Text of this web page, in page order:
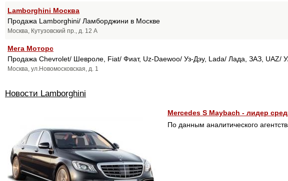
Lamborghini Москва
Продажа Lamborghini/ Ламборджини в Москве
Москва, Кутузовский пр., д. 12 А
Мега Моторс
Продажа Chevrolet/ Шевроле, Fiat/ Фиат, Uz-Daewoo/ Уз-Дэу, Lada/ Лада, ЗАЗ, UAZ/
Москва, ул.Новомосковская, д. 1
Новости Lamborghini
Mercedes S Maybach - лидер
По данным аналитического